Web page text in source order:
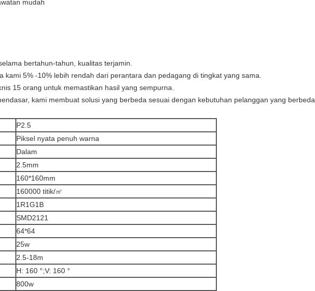
mudah
bertahun-tahun, kualitas terjamin.
kami 5% -10% lebih rendah dari perantara dan pedagang di tingkat yang sama.
15 orang untuk memastikan hasil yang sempurna.
kami membuat solusi yang berbeda sesuai dengan kebutuhan pelanggan yang berbeda.
P2.5
Piksel nyata penuh warna
Dalam
2.5mm
160*160mm
160000 titik/㎡
1R1G1B
SMD2121
64*64
25w
2.5-18m
H: 160 °;V: 160 °
800w